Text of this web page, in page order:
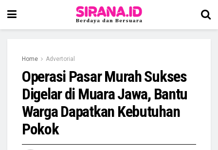
Home Advertorial
Operasi Pasar Murah Sukses
Digelar di Muara Jawa, Bantu
Warga Dapatkan Kebutuhan
Pokok